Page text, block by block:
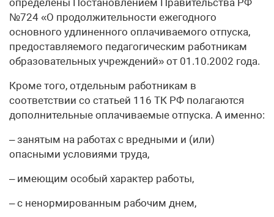
определены Постановлением Правительства РФ
№724 «О продолжительности ежегодного
основного удлиненного оплачиваемого отпуска,
предоставляемого педагогическим работникам
образовательных учреждений» от 01.10.2002 года.
Кроме того, отдельным работникам в
соответствии со статьей 116 ТК РФ полагаются
дополнительные оплачиваемые отпуска. А именно:
– занятым на работах с вредными и (или)
опасными условиями труда,
– имеющим особый характер работы,
– с ненормированным рабочим днем,